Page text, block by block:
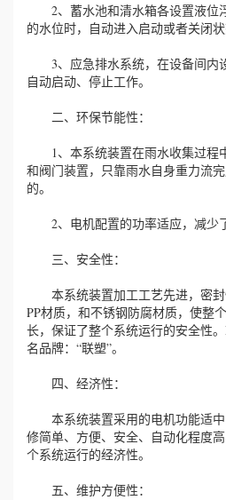
2、蓄水池和清水箱各设置液位
的水位时，自动进入启动或者关闭状
3、应急排水系统，在设备间内
自动启动、停止工作。
二、环保节能性：
1、本系统装置在雨水收集过程
和阀门装置，只靠雨水自身重力流
的。
2、电机配置的功率适应，减少了
三、安全性：
本系统装置加工工艺先进，密封
PP材质，和不锈钢防腐材质，使整
长，保证了整个系统运行的安全性
名品牌：“联塑”。
四、经济性：
本系统装置采用的电机功能适中
修简单、方便、安全、自动化程度
个系统运行的经济性。
五、维护方便性：